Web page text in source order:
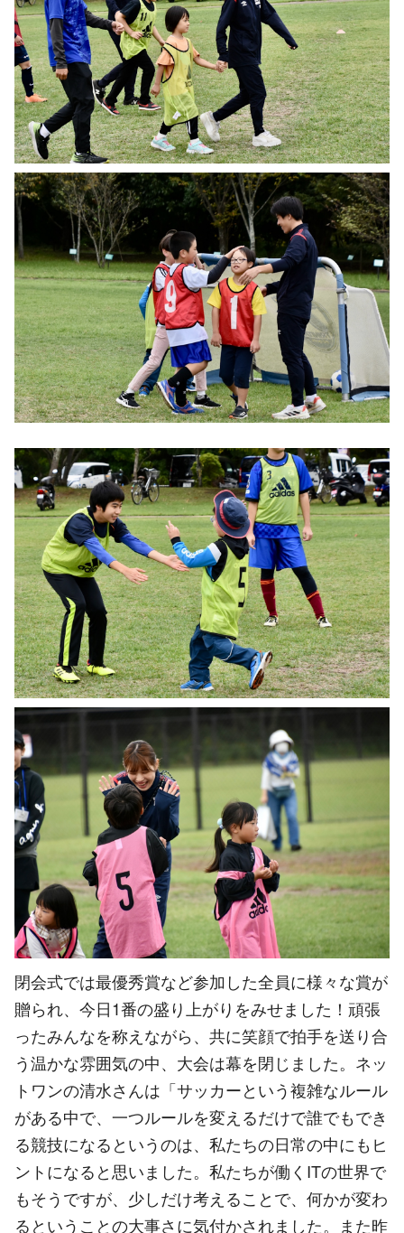
閉会式では最優秀賞など参加した全員に様々な賞が
贈られ、今日1番の盛り上がりをみせました！頑張
ったみんなを称えながら、共に笑顔で拍手を送り合
う温かな雰囲気の中、大会は幕を閉じました。ネッ
トワンの清水さんは「サッカーという複雑なルール
がある中で、一つルールを変えるだけで誰でもでき
る競技になるというのは、私たちの日常の中にもヒ
ントになると思いました。私たちが働くITの世界で
もそうですが、少しだけ考えることで、何かが変わ
るということの大事さに気付かされました。また昨